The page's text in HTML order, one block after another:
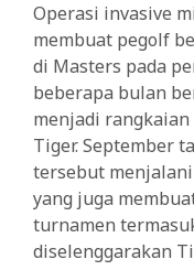
Operasi invasive
membuat pegolf
di Masters pada
beberapa bulan
menjadi
Tiger. September
tersebut
yang juga
turnamen
diselenggarakan